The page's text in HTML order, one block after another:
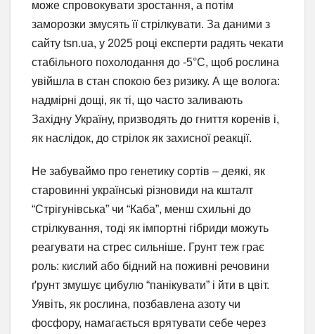
може спровокувати зростання, а потім
заморозки змусять її стрілкувати. За даними з
сайту tsn.ua, у 2025 році експерти радять чекати
стабільного похолодання до -5°C, щоб рослина
увійшла в стан спокою без ризику. А ще волога:
надмірні дощі, як ті, що часто заливають
Західну Україну, призводять до гниття коренів і,
як наслідок, до стрілок як захисної реакції.
Не забуваймо про генетику сортів – деякі, як
старовинні українські різновиди на кшталт
“Стрігунівська” чи “Каба”, менш схильні до
стрілкування, тоді як імпортні гібриди можуть
реагувати на стрес сильніше. Грунт теж грає
роль: кислий або бідний на поживні речовини
ґрунт змушує цибулю “панікувати” і йти в цвіт.
Уявіть, як рослина, позбавлена азоту чи
фосфору, намагається врятувати себе через